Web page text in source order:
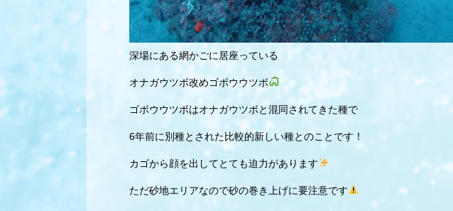
深場にある網かごに居座っている
オナガウツボ改めゴボウウツボ
ゴボウウツボはオナガウツボと混同されてきた種で
6年前に別種とされた比較的新しい種とのことです！
カゴから顔を出してとても迫力があります
ただ砂地エリアなので砂の巻き上げに要注意です